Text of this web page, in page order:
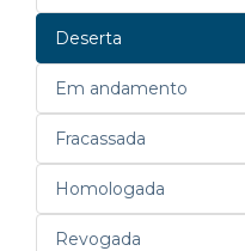
Deserta
Em andamento
Fracassada
Homologada
Revogada